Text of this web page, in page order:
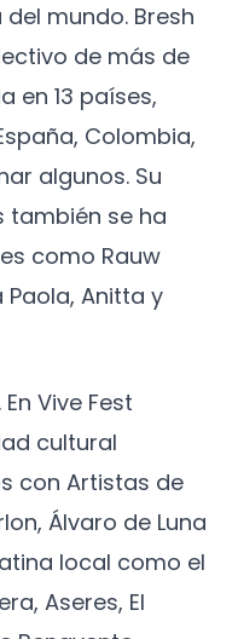
mundo. Bresh
de más de
en 13 países,
Colombia,
algunos. Su
también se ha
como Rauw
Paola, Anitta y
Vive Fest
cultural
con Artistas de
Álvaro de Luna
local como el
Aseres, El